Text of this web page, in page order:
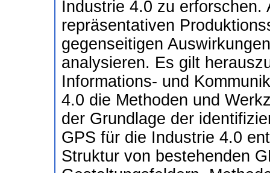
Industrie 4.0 zu erforschen.
repräsentativen
gegenseitigen
analysieren. Es gilt
Informations- und
4.0 die Methoden und
der Grundlage der
GPS für die Industrie 4.0
Struktur von bestehenden